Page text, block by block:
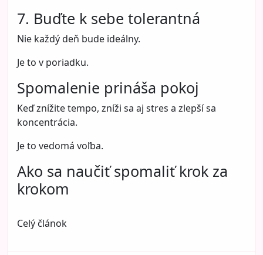
7. Buďte k sebe tolerantná
Nie každý deň bude ideálny.
Je to v poriadku.
Spomalenie prináša pokoj
Keď znížite tempo, zníži sa aj stres a zlepší sa
koncentrácia.
Je to vedomá voľba.
Ako sa naučiť spomaliť krok za
krokom
Celý článok